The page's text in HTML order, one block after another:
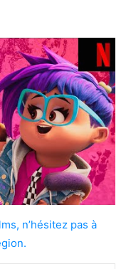
n’hésitez pas à